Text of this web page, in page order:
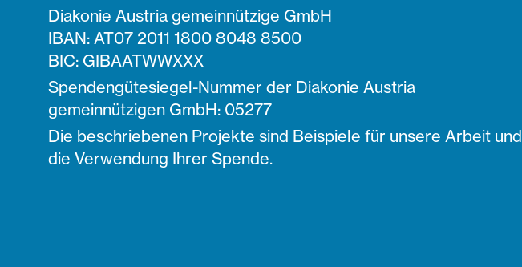
Diakonie Austria gemeinnützige GmbH
IBAN: AT07 2011 1800 8048 8500
BIC: GIBAATWWXXX
Spendengütesiegel-Nummer der Diakonie Austria
gemeinnützigen GmbH: 05277
Die beschriebenen Projekte sind Beispiele für unsere Arbeit und
die Verwendung Ihrer Spende.